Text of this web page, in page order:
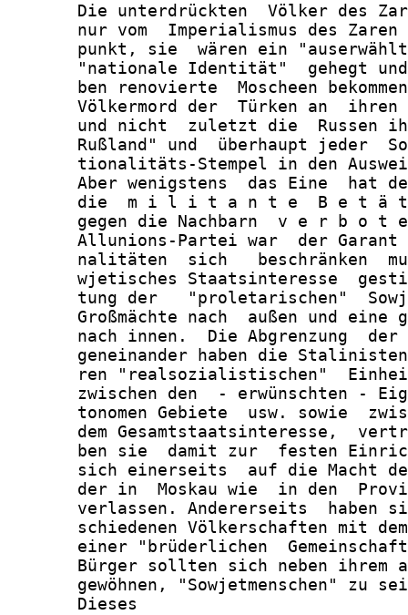
Die unterdrückten  Völker des
nur vom  Imperialismus des
punkt, sie  wären ein
"nationale Identität"  gehegt
ben renovierte  Moscheen
Völkermord der  Türken an
und nicht  zuletzt die  Russen
Rußland" und  überhaupt jeder
tionalitäts-Stempel in den
Aber wenigstens  das Eine  hat
die  m i l i t a n t e  B e t ä
gegen die Nachbarn  v e r b o t
Allunions-Partei war  der
nalitäten  sich   beschränken
wjetisches Staatsinteresse
tung der   "proletarischen"
Großmächte nach  außen und eine
nach innen.  Die Abgrenzung
geneinander haben die
ren "realsozialistischen"
zwischen den  - erwünschten -
tonomen Gebiete  usw. sowie
dem Gesamtstaatsinteresse,
ben sie  damit zur  festen
sich einerseits  auf die Macht
der in  Moskau wie  in den
verlassen. Andererseits  haben
schiedenen Völkerschaften mit
einer "brüderlichen
Bürger sollten sich neben ihrem
gewöhnen, "Sowjetmenschen" zu
       Dieses